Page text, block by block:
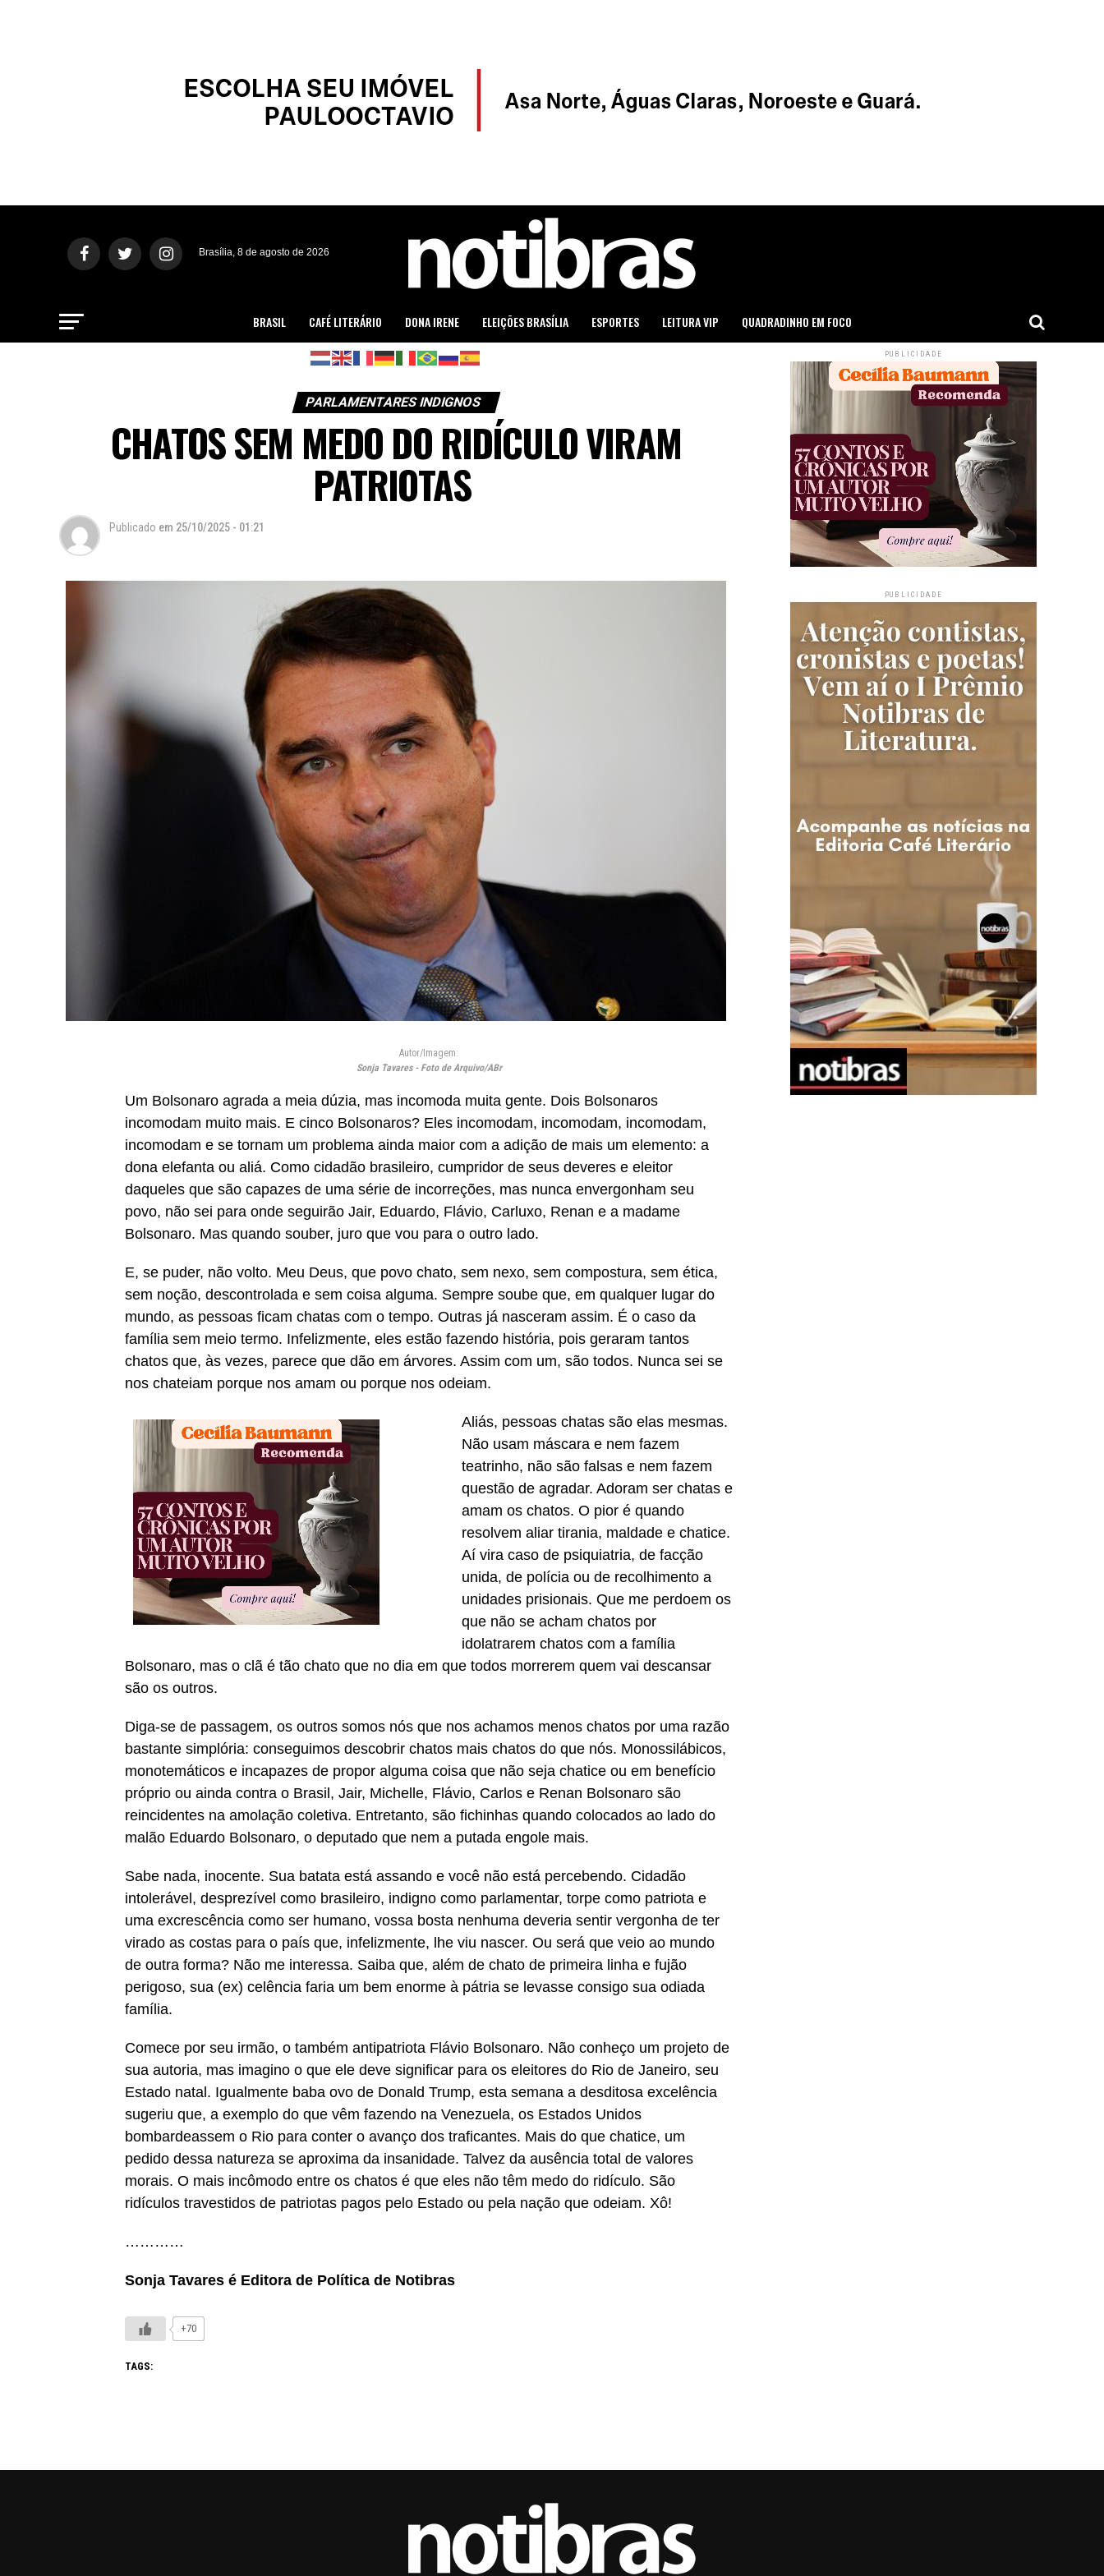
Brasília, 8 de agosto de 2026
BRASIL CAFÉ LITERÁRIO DONA IRENE ELEIÇÕES BRASÍLIA ESPORTES LEITURA VIP QUADRADINHO EM FOCO
PARLAMENTARES INDIGNOS
CHATOS SEM MEDO DO RIDÍCULO VIRAM
PATRIOTAS
Publicado em 25/10/2025 - 01:21
Autor/Imagem:
Sonja Tavares - Foto de Arquivo/ABr
Um Bolsonaro agrada a meia dúzia, mas incomoda muita gente. Dois Bolsonaros
incomodam muito mais. E cinco Bolsonaros? Eles incomodam, incomodam, incomodam,
incomodam e se tornam um problema ainda maior com a adição de mais um elemento: a
dona elefanta ou aliá. Como cidadão brasileiro, cumpridor de seus deveres e eleitor
daqueles que são capazes de uma série de incorreções, mas nunca envergonham seu
povo, não sei para onde seguirão Jair, Eduardo, Flávio, Carluxo, Renan e a madame
Bolsonaro. Mas quando souber, juro que vou para o outro lado.
E, se puder, não volto. Meu Deus, que povo chato, sem nexo, sem compostura, sem ética,
sem noção, descontrolada e sem coisa alguma. Sempre soube que, em qualquer lugar do
mundo, as pessoas ficam chatas com o tempo. Outras já nasceram assim. É o caso da
família sem meio termo. Infelizmente, eles estão fazendo história, pois geraram tantos
chatos que, às vezes, parece que dão em árvores. Assim com um, são todos. Nunca sei se
nos chateiam porque nos amam ou porque nos odeiam.
Aliás, pessoas chatas são elas mesmas.
Não usam máscara e nem fazem
teatrinho, não são falsas e nem fazem
questão de agradar. Adoram ser chatas e
amam os chatos. O pior é quando
resolvem aliar tirania, maldade e chatice.
Aí vira caso de psiquiatria, de facção
unida, de polícia ou de recolhimento a
unidades prisionais. Que me perdoem os
que não se acham chatos por
idolatrarem chatos com a família
Bolsonaro, mas o clã é tão chato que no dia em que todos morrerem quem vai descansar
são os outros.
Diga-se de passagem, os outros somos nós que nos achamos menos chatos por uma razão
bastante simplória: conseguimos descobrir chatos mais chatos do que nós. Monossilábicos,
monotemáticos e incapazes de propor alguma coisa que não seja chatice ou em benefício
próprio ou ainda contra o Brasil, Jair, Michelle, Flávio, Carlos e Renan Bolsonaro são
reincidentes na amolação coletiva. Entretanto, são fichinhas quando colocados ao lado do
malão Eduardo Bolsonaro, o deputado que nem a putada engole mais.
Sabe nada, inocente. Sua batata está assando e você não está percebendo. Cidadão
intolerável, desprezível como brasileiro, indigno como parlamentar, torpe como patriota e
uma excrescência como ser humano, vossa bosta nenhuma deveria sentir vergonha de ter
virado as costas para o país que, infelizmente, lhe viu nascer. Ou será que veio ao mundo
de outra forma? Não me interessa. Saiba que, além de chato de primeira linha e fujão
perigoso, sua (ex) celência faria um bem enorme à pátria se levasse consigo sua odiada
família.
Comece por seu irmão, o também antipatriota Flávio Bolsonaro. Não conheço um projeto de
sua autoria, mas imagino o que ele deve significar para os eleitores do Rio de Janeiro, seu
Estado natal. Igualmente baba ovo de Donald Trump, esta semana a desditosa excelência
sugeriu que, a exemplo do que vêm fazendo na Venezuela, os Estados Unidos
bombardeassem o Rio para conter o avanço dos traficantes. Mais do que chatice, um
pedido dessa natureza se aproxima da insanidade. Talvez da ausência total de valores
morais. O mais incômodo entre os chatos é que eles não têm medo do ridículo. São
ridículos travestidos de patriotas pagos pelo Estado ou pela nação que odeiam. Xô!
…………
Sonja Tavares é Editora de Política de Notibras
+70
TAGS:
PUBLICIDADE
PUBLICIDADE